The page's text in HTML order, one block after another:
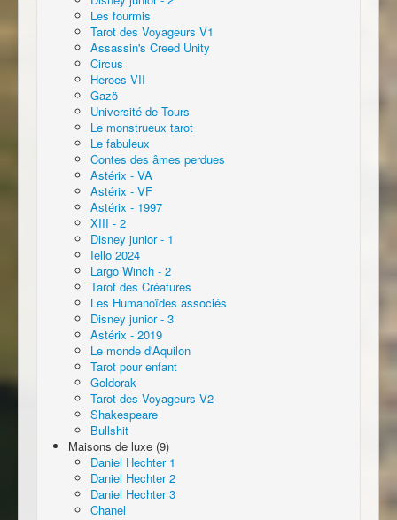
Les fourmis
Tarot des Voyageurs V1
Assassin's Creed Unity
Circus
Heroes VII
Gazö
Université de Tours
Le monstrueux tarot
Le fabuleux
Contes des âmes perdues
Astérix - VA
Astérix - VF
Astérix - 1997
XIII - 2
Disney junior - 1
Iello 2024
Largo Winch - 2
Tarot des Créatures
Les Humanoïdes associés
Disney junior - 3
Astérix - 2019
Le monde d'Aquilon
Tarot pour enfant
Goldorak
Tarot des Voyageurs V2
Shakespeare
Bullshit
Maisons de luxe (9)
Daniel Hechter 1
Daniel Hechter 2
Daniel Hechter 3
Chanel